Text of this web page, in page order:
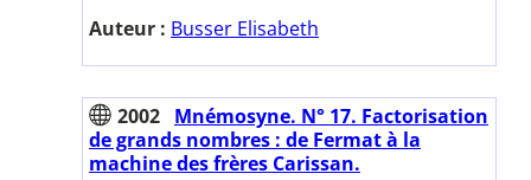
Auteur : Busser Elisabeth
2002 Mnémosyne. N° 17. Factorisation
de grands nombres : de Fermat à la
machine des frères Carissan.